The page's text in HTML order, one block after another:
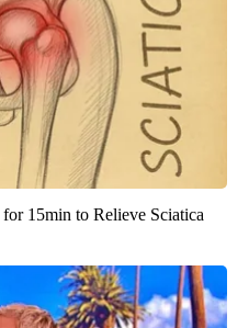
15min to Relieve Sciatica